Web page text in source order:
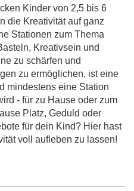
Kinder von 2,5 bis 6
die Kreativität auf ganz
Stationen zum Thema
Kreativsein und
zu schärfen und
zu ermöglichen, ist eine
mindestens eine Station
- für zu Hause oder zum
Platz, Geduld oder
für dein Kind? Hier hast
voll aufleben zu lassen!